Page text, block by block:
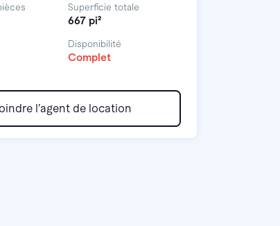
Superficie totale
667 pi²
Disponibilité
Complet
l’agent de location